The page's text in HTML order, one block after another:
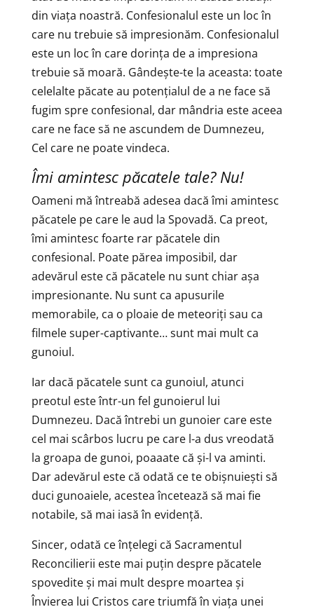
din viața noastră. Confesionalul este un loc în
care nu trebuie să impresionăm. Confesionalul
este un loc în care dorința de a impresiona
trebuie să moară. Gândește-te la aceasta: toate
celelalte păcate au potențialul de a ne face să
fugim spre confesional, dar mândria este aceea
care ne face să ne ascundem de Dumnezeu,
Cel care ne poate vindeca.
Îmi amintesc păcatele tale? Nu!
Oameni mă întreabă adesea dacă îmi amintesc
păcatele pe care le aud la Spovadă. Ca preot,
îmi amintesc foarte rar păcatele din
confesional. Poate părea imposibil, dar
adevărul este că păcatele nu sunt chiar așa
impresionante. Nu sunt ca apusurile
memorabile, ca o ploaie de meteoriți sau ca
filmele super-captivante… sunt mai mult ca
gunoiul.
Iar dacă păcatele sunt ca gunoiul, atunci
preotul este într-un fel gunoierul lui
Dumnezeu. Dacă întrebi un gunoier care este
cel mai scârbos lucru pe care l-a dus vreodată
la groapa de gunoi, poaaate că și-l va aminti.
Dar adevărul este că odată ce te obișnuiești să
duci gunoaiele, acestea încetează să mai fie
notabile, să mai iasă în evidență.
Sincer, odată ce înțelegi că Sacramentul
Reconcilierii este mai puțin despre păcatele
spovedite și mai mult despre moartea și
Învierea lui Cristos care triumfă în viața unei